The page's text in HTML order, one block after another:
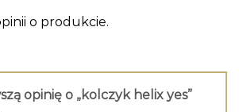
o produkcie.
opinię o „kolczyk helix yes”